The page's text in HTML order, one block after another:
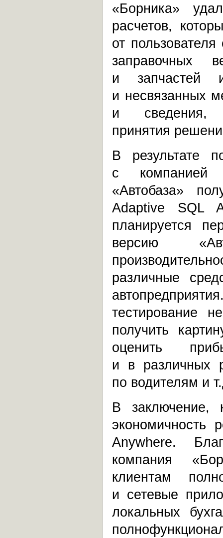
«Борника»
расчетов,
от
заправочных
и запчастей
и несвязанных
и сведения,
принятия
В результате
с компанией
«Автобаза»
Adaptive SQL
планируется
версию
различные
тестирование
получить
оценить
и в различных
по водителям и
В заключение,
Anywhere.
компания
клиентам
и сетевые
локальных